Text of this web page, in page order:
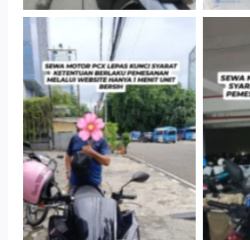
Antar Jemput
Kendaraan